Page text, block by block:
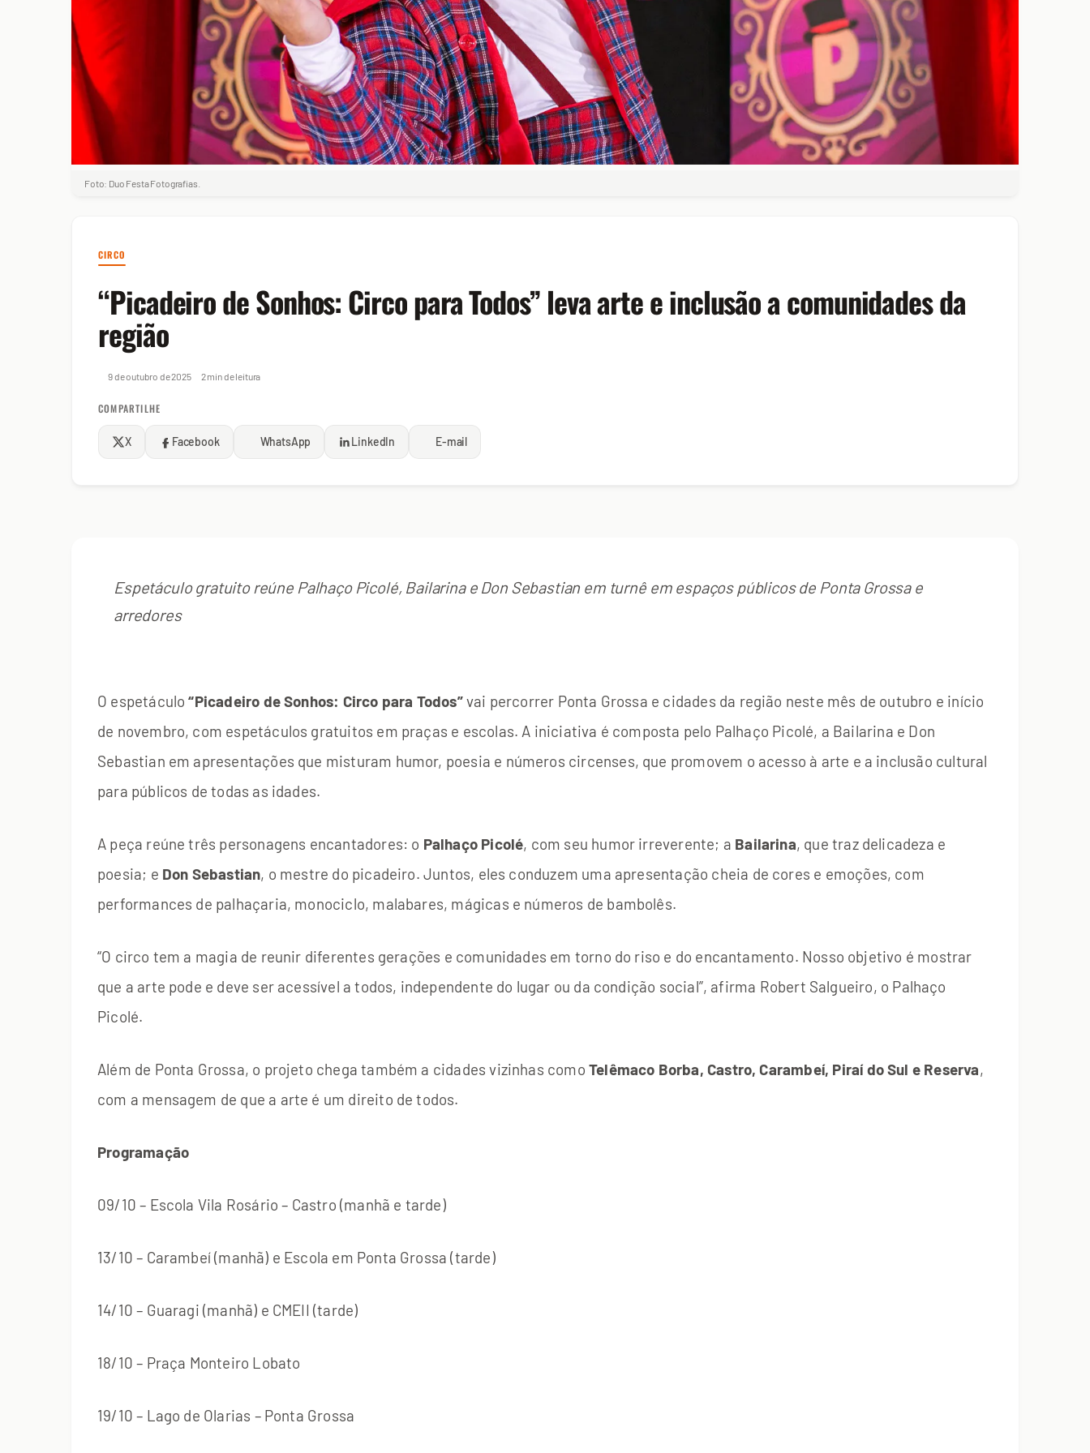
Foto: Duo Festa Fotografias.
CIRCO
“Picadeiro de Sonhos: Circo para Todos” leva arte e inclusão a comunidades da
região
9 de outubro de 2025 2 min de leitura
COMPARTILHE
X Facebook WhatsApp LinkedIn E-mail
Espetáculo gratuito reúne Palhaço Picolé, Bailarina e Don Sebastian em turnê em espaços públicos de Ponta Grossa e
arredores
O espetáculo“Picadeiro de Sonhos: Circo para Todos”vai percorrer Ponta Grossa e cidades da região neste mês de outubro e início
de novembro, com espetáculos gratuitos em praças e escolas. A iniciativa é composta pelo Palhaço Picolé, a Bailarina e Don
Sebastian em apresentações que misturam humor, poesia e números circenses, que promovem o acesso à arte e a inclusão cultural
para públicos de todas as idades.
A peça reúne três personagens encantadores: o Palhaço Picolé, com seu humor irreverente; a Bailarina, que traz delicadeza e
poesia; e Don Sebastian, o mestre do picadeiro. Juntos, eles conduzem uma apresentação cheia de cores e emoções, com
performances de palhaçaria, monociclo, malabares, mágicas e números de bambolês.
“O circo tem a magia de reunir diferentes gerações e comunidades em torno do riso e do encantamento. Nosso objetivo é mostrar
que a arte pode e deve ser acessível a todos, independente do lugar ou da condição social”, afirma Robert Salgueiro, o Palhaço
Picolé.
Além de Ponta Grossa, o projeto chega também a cidades vizinhas como Telêmaco Borba, Castro, Carambeí, Piraí do Sul e Reserva,
com a mensagem de que a arte é um direito de todos.
Programação
09/10 – Escola Vila Rosário – Castro (manhã e tarde)
13/10 – Carambeí (manhã) e Escola em Ponta Grossa (tarde)
14/10 – Guaragi (manhã) e CMEII (tarde)
18/10 – Praça Monteiro Lobato
19/10 – Lago de Olarias – Ponta Grossa